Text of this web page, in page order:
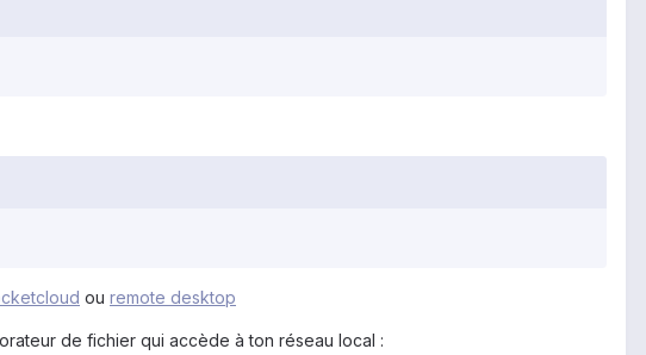
ou remote desktop
de fichier qui accède à ton réseau local :